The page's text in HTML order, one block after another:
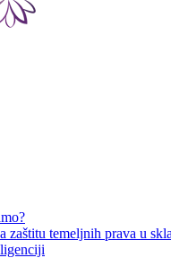
zaštitu temeljnih prava u